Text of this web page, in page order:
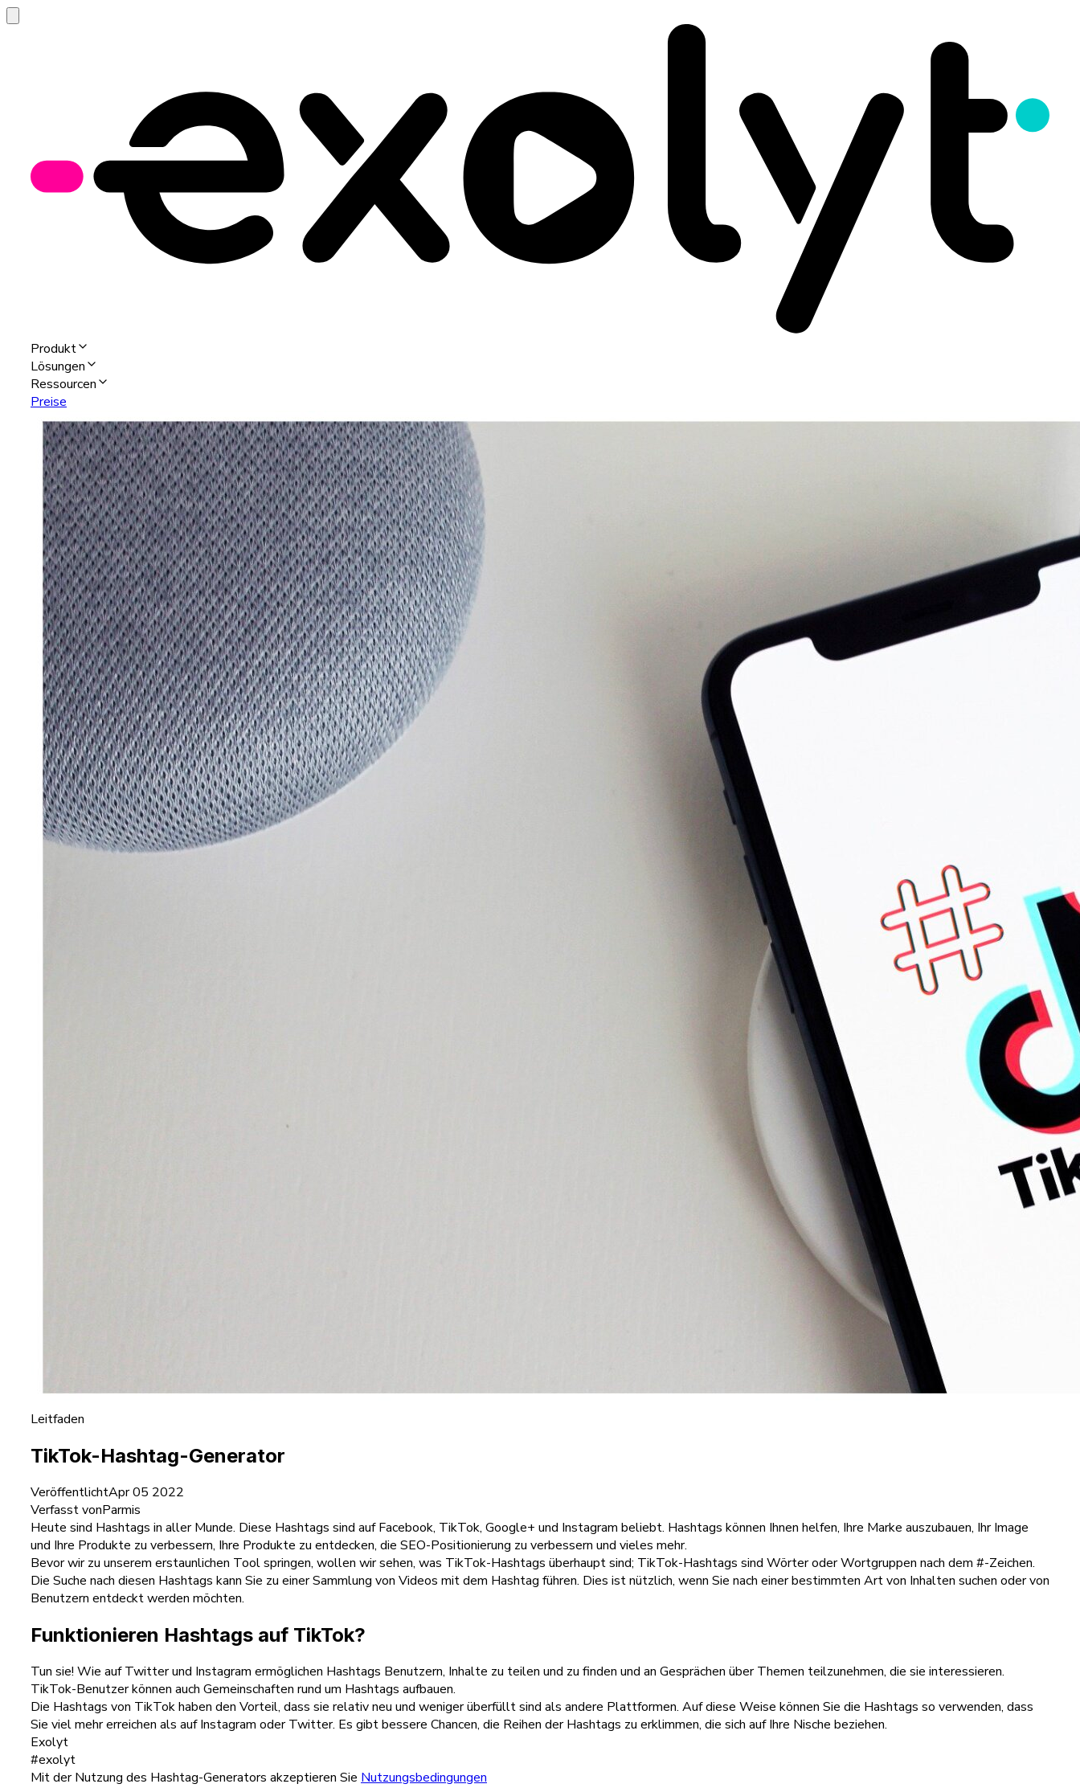
Produkt
Lösungen
Ressourcen
Preise
Leitfaden
TikTok-Hashtag-Generator
VeröffentlichtApr 05 2022
Verfasst vonParmis
Heute sind Hashtags in aller Munde. Diese Hashtags sind auf Facebook, TikTok, Google+ und Instagram beliebt. Hashtags können Ihnen helfen, Ihre Marke auszubauen, Ihr Image
und Ihre Produkte zu verbessern, Ihre Produkte zu entdecken, die SEO-Positionierung zu verbessern und vieles mehr.
Bevor wir zu unserem erstaunlichen Tool springen, wollen wir sehen, was TikTok-Hashtags überhaupt sind; TikTok-Hashtags sind Wörter oder Wortgruppen nach dem #-Zeichen.
Die Suche nach diesen Hashtags kann Sie zu einer Sammlung von Videos mit dem Hashtag führen. Dies ist nützlich, wenn Sie nach einer bestimmten Art von Inhalten suchen oder von
Benutzern entdeckt werden möchten.
Funktionieren Hashtags auf TikTok?
Tun sie! Wie auf Twitter und Instagram ermöglichen Hashtags Benutzern, Inhalte zu teilen und zu finden und an Gesprächen über Themen teilzunehmen, die sie interessieren.
TikTok-Benutzer können auch Gemeinschaften rund um Hashtags aufbauen.
Die Hashtags von TikTok haben den Vorteil, dass sie relativ neu und weniger überfüllt sind als andere Plattformen. Auf diese Weise können Sie die Hashtags so verwenden, dass
Sie viel mehr erreichen als auf Instagram oder Twitter. Es gibt bessere Chancen, die Reihen der Hashtags zu erklimmen, die sich auf Ihre Nische beziehen.
Exolyt
#exolyt
Mit der Nutzung des Hashtag-Generators akzeptieren Sie Nutzungsbedingungen